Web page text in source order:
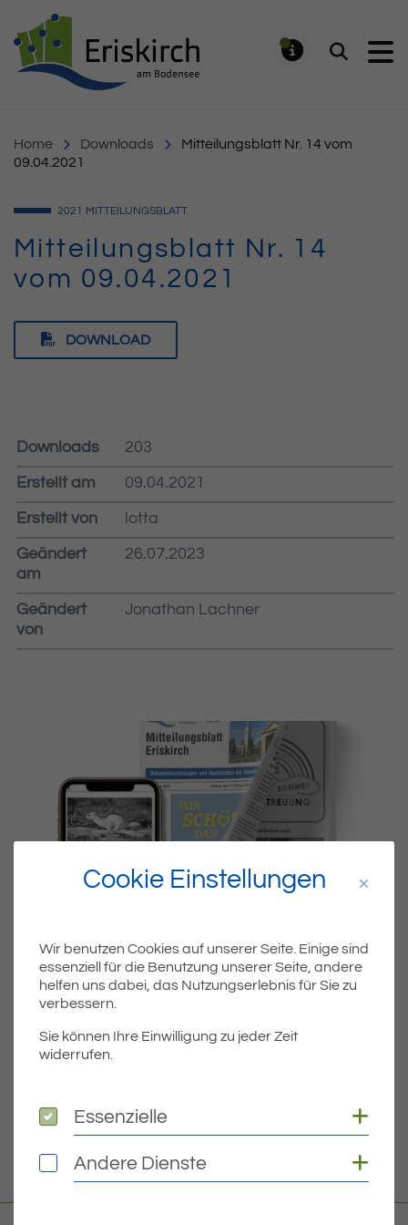
Suchen
Home Downloads
Mitteilungsblatt Nr. 14 vom
09.04.2021
2021 MITTEILUNGSBLATT
Mitteilungsblatt Nr. 14
vom 09.04.2021
DOWNLOAD
Downloads 203
Erstellt am 09.04.2021
Erstellt von lotta
Geändert
am
26.07.2023
Geändert
von
Jonathan Lachner
Dateiname MIBLA-14-2021.PDF
Dateigröße
DOWNLOAD
Cookie Einstellungen
Wir benutzen Cookies auf unserer Seite. Einige sind
essenziell für die Benutzung unserer Seite, andere
helfen uns dabei, das Nutzungserlebnis für Sie zu
verbessern.
Sie können Ihre Einwilligung zu jeder Zeit
widerrufen.
Essenzielle
Essenzielle
Andere Dienste
Andere Dienste